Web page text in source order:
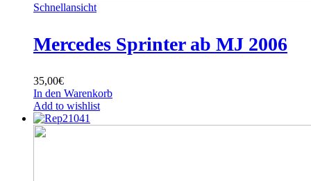
Schnellansicht
Mercedes Sprinter ab MJ 2006
35,00€
In den Warenkorb
Add to wishlist